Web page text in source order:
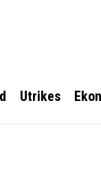
Utrikes